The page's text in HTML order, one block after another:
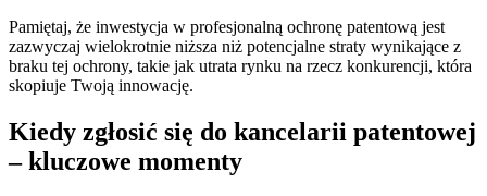
Pamiętaj, że inwestycja w profesjonalną ochronę patentową jest
zazwyczaj wielokrotnie niższa niż potencjalne straty wynikające z
braku tej ochrony, takie jak utrata rynku na rzecz konkurencji, która
skopiuje Twoją innowację.
Kiedy zgłosić się do kancelarii patentowej
– kluczowe momenty